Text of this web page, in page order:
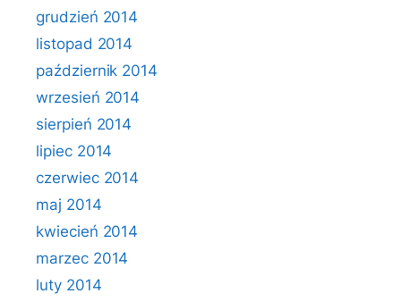
grudzień 2014
listopad 2014
październik 2014
wrzesień 2014
sierpień 2014
lipiec 2014
czerwiec 2014
maj 2014
kwiecień 2014
marzec 2014
luty 2014